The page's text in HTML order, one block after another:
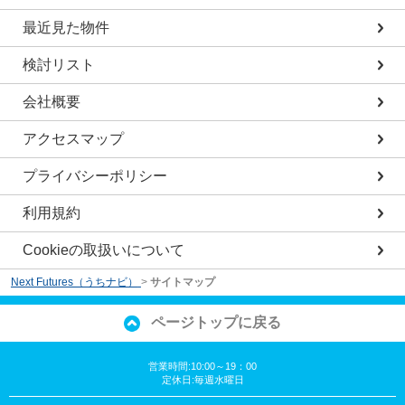
最近見た物件
検討リスト
会社概要
アクセスマップ
プライバシーポリシー
利用規約
Cookieの取扱いについて
Next Futures（うちナビ） > サイトマップ
ページトップに戻る
営業時間:10:00～19：00
定休日:毎週水曜日